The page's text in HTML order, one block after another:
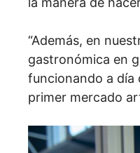
“Además, en
gastronómica en
funcionando a día
primer mercado